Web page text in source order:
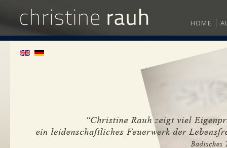
HOME